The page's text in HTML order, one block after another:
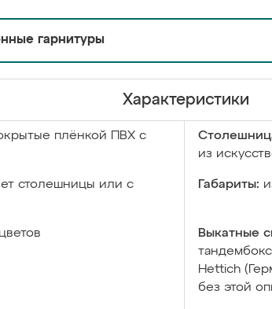
гарнитуры
Характеристики
плёнкой ПВХ с
из
столешницы или с
Габариты:
Выкатные
Hettich
без этой